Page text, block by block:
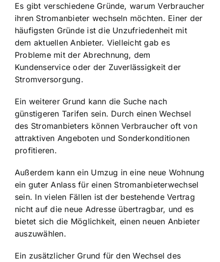
Es gibt verschiedene Gründe, warum Verbraucher
ihren Stromanbieter wechseln möchten. Einer der
häufigsten Gründe ist die Unzufriedenheit mit
dem aktuellen Anbieter. Vielleicht gab es
Probleme mit der Abrechnung, dem
Kundenservice oder der Zuverlässigkeit der
Stromversorgung.
Ein weiterer Grund kann die Suche nach
günstigeren Tarifen sein. Durch einen Wechsel
des Stromanbieters können Verbraucher oft von
attraktiven Angeboten und Sonderkonditionen
profitieren.
Außerdem kann ein Umzug in eine neue Wohnung
ein guter Anlass für einen Stromanbieterwechsel
sein. In vielen Fällen ist der bestehende Vertrag
nicht auf die neue Adresse übertragbar, und es
bietet sich die Möglichkeit, einen neuen Anbieter
auszuwählen.
Ein zusätzlicher Grund für den Wechsel des